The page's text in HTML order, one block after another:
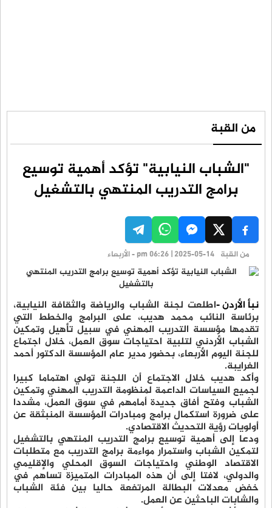
من القبة
"الشباب النيابية" تؤكد أهمية توسيع
برامج التدريب المنتهي بالتشغيل
من القبة pm 06:26 | 2025-05-14 - الأربعاء
نبأ الأردن -اطلعت لجنة الشباب والرياضة والثقافة النيابية،
برئاسة النائب محمد هديب، على البرامج والخطط التي
تقدمها مؤسسة التدريب المهني في سبيل تأهيل وتمكين
الشباب الأردني لتلبية احتياجات سوق العمل، خلال اجتماع
للجنة اليوم الأربعاء، بحضور مدير عام المؤسسة الدكتور أحمد
الغرايبة.
وأكد هديب خلال الاجتماع أن اللجنة تولي اهتماما كبيرا
لجميع السياسات الداعمة لمنظومة التدريب المهني وتمكين
الشباب وفتح أفاق جديدة أمامهم في سوق العمل، مشددا
على ضرورة استكمال برامج ومبادرات المؤسسة المنبثقة عن
أولويات رؤية التحديث الاقتصادي.
ودعا إلى أهمية توسيع برامج التدريب المنتهي بالتشغيل
لتمكين الشباب واستمرار مواءمة برامج التدريب مع متطلبات
الاقتصاد الوطني واحتياجات السوق المحلي والإقليمي
والدولي، لافتا إلى أن هذه المبادرات المتميزة تساهم في
خفض معدلات البطالة المرتفعة حاليا بين فئة الشباب
والشابات الباحثين عن العمل.